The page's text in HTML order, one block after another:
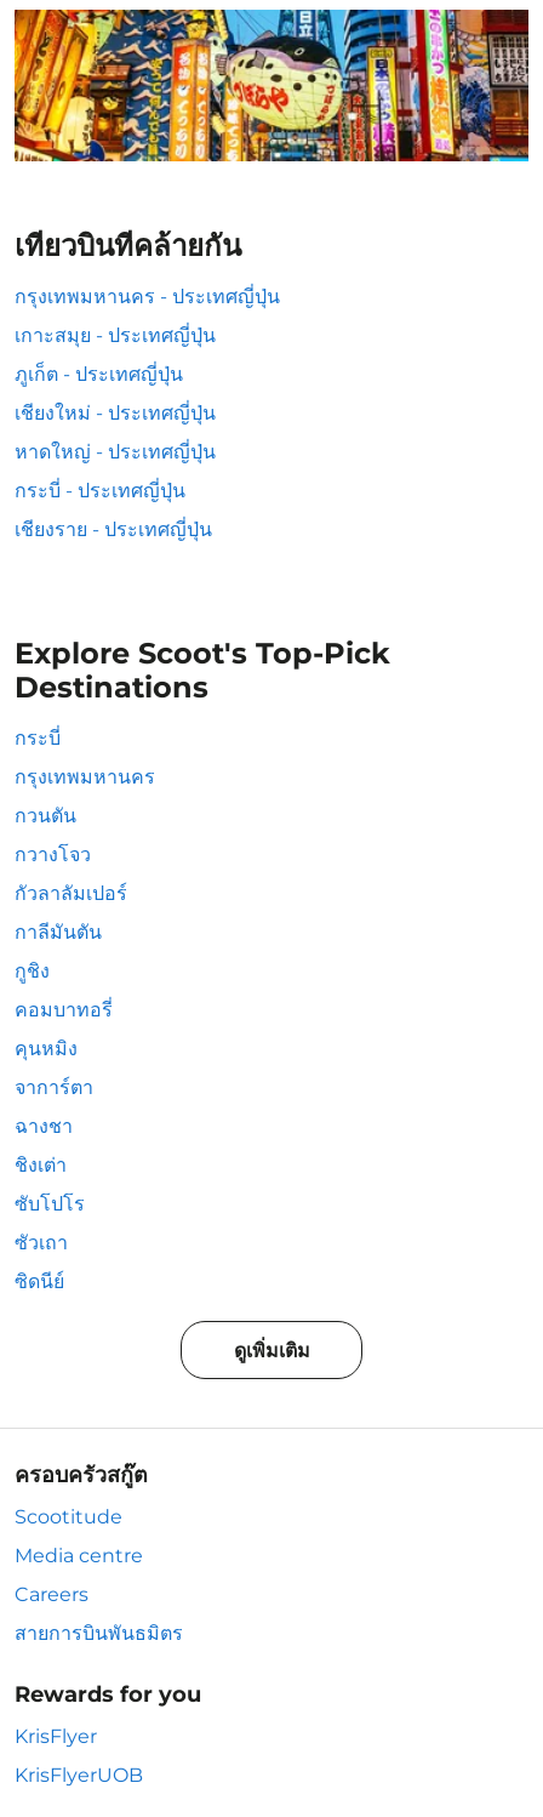
เที่ยวบินที่คล้ายกัน
กรุงเทพมหานคร - ประเทศญี่ปุ่น
เกาะสมุย - ประเทศญี่ปุ่น
ภูเก็ต - ประเทศญี่ปุ่น
เชียงใหม่ - ประเทศญี่ปุ่น
หาดใหญ่ - ประเทศญี่ปุ่น
กระบี่ - ประเทศญี่ปุ่น
เชียงราย - ประเทศญี่ปุ่น
Explore Scoot's Top-Pick
Destinations
กระบี่
กรุงเทพมหานคร
กวนตัน
กวางโจว
กัวลาลัมเปอร์
กาลีมันตัน
กูชิง
คอมบาทอรี่
คุนหมิง
จาการ์ตา
ฉางชา
ชิงเต่า
ซับโปโร
ซัวเถา
ซิดนีย์
ดูเพิ่มเติม
ครอบครัวสกู๊ต
Scootitude
Media centre
Careers
สายการบินพันธมิตร
Rewards for you
KrisFlyer
KrisFlyerUOB